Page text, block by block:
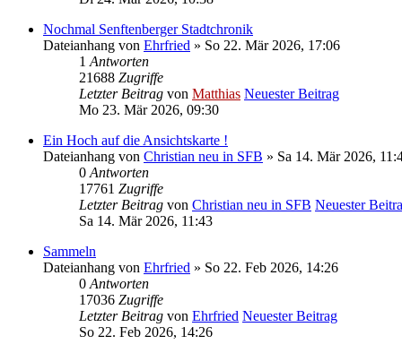
Nochmal Senftenberger Stadtchronik
Dateianhang von Ehrfried » So 22. Mär 2026, 17:06
1 Antworten
21688 Zugriffe
Letzter Beitrag von Matthias Neuester Beitrag
Mo 23. Mär 2026, 09:30
Ein Hoch auf die Ansichtskarte !
Dateianhang von Christian neu in SFB » Sa 14. Mär 2026,
0 Antworten
17761 Zugriffe
Letzter Beitrag von Christian neu in SFB Neuester
Sa 14. Mär 2026, 11:43
Sammeln
Dateianhang von Ehrfried » So 22. Feb 2026, 14:26
0 Antworten
17036 Zugriffe
Letzter Beitrag von Ehrfried Neuester Beitrag
So 22. Feb 2026, 14:26